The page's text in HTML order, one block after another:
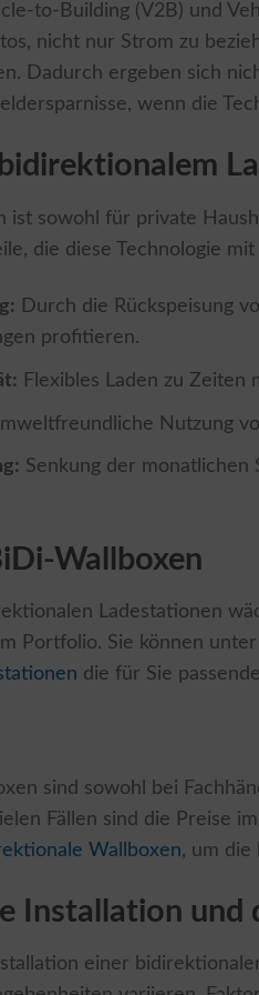
to-Building (V2B) und
nicht nur Strom zu
Dadurch ergeben sich
wenn die
ist sowohl für private
die diese Technologie
Durch die Rückspeisung
profitieren.
Flexibles Laden zu Zeiten
Nutzung
Senkung der
Wallboxen
Ladestationen
Portfolio. Sie können
die für Sie
sind sowohl bei
Fällen sind die Preise
Wallboxen, um die
Installation und
einer